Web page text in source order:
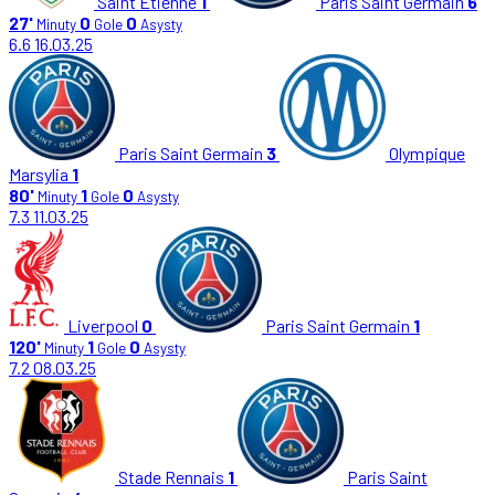
27' Minuty 0 Gole 0 Asysty
6.6 16.03.25
Paris Saint Germain 3
Olympique
Marsylia 1
80' Minuty 1 Gole 0 Asysty
7.3 11.03.25
Liverpool 0 Paris Saint Germain 1
120' Minuty 1 Gole 0 Asysty
7.2 08.03.25
Stade Rennais 1
Paris Saint